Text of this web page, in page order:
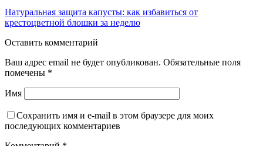
Натуральная защита капусты: как избавиться от
крестоцветной блошки за неделю
Оставить комментарий
Ваш адрес email не будет опубликован. Обязательные поля
помечены *
Имя
Сохранить имя и e-mail в этом браузере для моих
последующих комментариев